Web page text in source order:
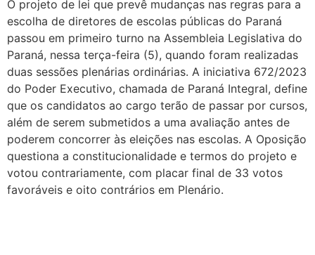
O projeto de lei que prevê mudanças nas regras para a
escolha de diretores de escolas públicas do Paraná
passou em primeiro turno na Assembleia Legislativa do
Paraná, nessa terça-feira (5), quando foram realizadas
duas sessões plenárias ordinárias. A iniciativa 672/2023
do Poder Executivo, chamada de Paraná Integral, define
que os candidatos ao cargo terão de passar por cursos,
além de serem submetidos a uma avaliação antes de
poderem concorrer às eleições nas escolas. A Oposição
questiona a constitucionalidade e termos do projeto e
votou contrariamente, com placar final de 33 votos
favoráveis e oito contrários em Plenário.